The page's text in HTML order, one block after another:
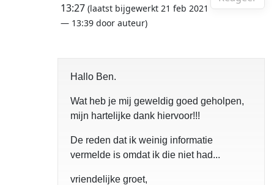
13:27 (laatst bijgewerkt 21 feb 2021
— 13:39 door auteur)
Hallo Ben.
Wat heb je mij geweldig goed geholpen,
mijn hartelijke dank hiervoor!!!
De reden dat ik weinig informatie
vermelde is omdat ik die niet had...
vriendelijke groet,